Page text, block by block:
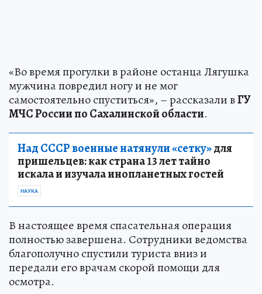
«Во время прогулки в районе останца Лягушка
мужчина повредил ногу и не мог
самостоятельно спуститься», – рассказали вГУ
МЧС России по Сахалинской области.
Над СССР военные натянули «сетку»для
пришельцев: как страна 13 лет тайно
искала и изучала инопланетных гостей
НАУКА
В настоящее время спасательная операция
полностью завершена. Сотрудники ведомства
благополучно спустили туриста вниз и
передали его врачам скорой помощи для
осмотра.